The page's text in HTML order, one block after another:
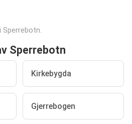
Sperrebotn.
Sperrebotn
Kirkebygda
Gjerrebogen